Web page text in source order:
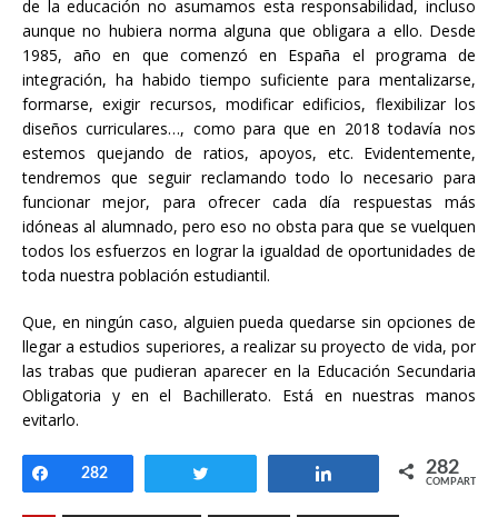
de la educación no asumamos esta responsabilidad, incluso
aunque no hubiera norma alguna que obligara a ello. Desde
1985, año en que comenzó en España el programa de
integración, ha habido tiempo suficiente para mentalizarse,
formarse, exigir recursos, modificar edificios, flexibilizar los
diseños curriculares…, como para que en 2018 todavía nos
estemos quejando de ratios, apoyos, etc. Evidentemente,
tendremos que seguir reclamando todo lo necesario para
funcionar mejor, para ofrecer cada día respuestas más
idóneas al alumnado, pero eso no obsta para que se vuelquen
todos los esfuerzos en lograr la igualdad de oportunidades de
toda nuestra población estudiantil.
Que, en ningún caso, alguien pueda quedarse sin opciones de
llegar a estudios superiores, a realizar su proyecto de vida, por
las trabas que pudieran aparecer en la Educación Secundaria
Obligatoria y en el Bachillerato. Está en nuestras manos
evitarlo.
Compartir
282 Compartir 282
COMPARTIR